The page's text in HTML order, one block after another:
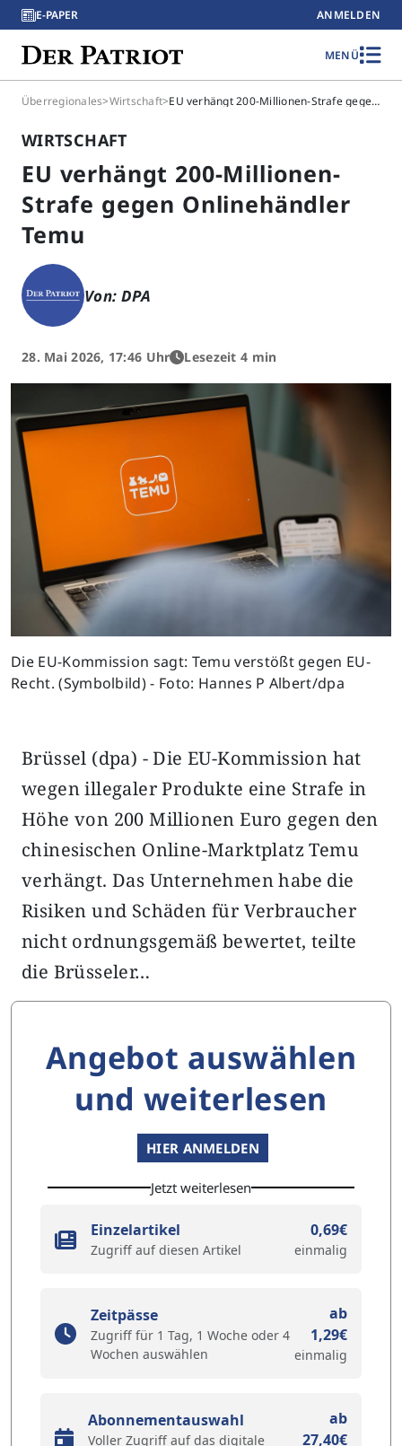
E-PAPER ANMELDEN
MENÜ
Überregionales>Wirtschaft> EU verhängt 200-Millionen-Strafe gegen Onlinehändler Temu
WIRTSCHAFT
EU verhängt 200-Millionen-
Strafe gegen Onlinehändler
Temu
Von: DPA
28. Mai 2026, 17:46 Uhr Lesezeit 4 min
Die EU-Kommission sagt: Temu verstößt gegen EU-
Recht. (Symbolbild) - Foto: Hannes P Albert/dpa
Brüssel (dpa) - Die EU-Kommission hat
wegen illegaler Produkte eine Strafe in
Höhe von 200 Millionen Euro gegen den
chinesischen Online-Marktplatz Temu
verhängt. Das Unternehmen habe die
Risiken und Schäden für Verbraucher
nicht ordnungsgemäß bewertet, teilte
die Brüsseler…
Angebot auswählen
und weiterlesen
HIER ANMELDEN
Jetzt weiterlesen
Einzelartikel
Zugriff auf diesen Artikel
0,69€
einmalig
Zeitpässe
Zugriff für 1 Tag, 1 Woche oder 4
Wochen auswählen
ab
1,29€
einmalig
Abonnementauswahl
Voller Zugriff auf das digitale
ab
27,40€